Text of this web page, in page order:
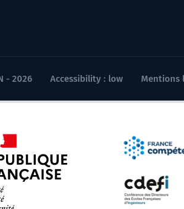
- 2026 Accessibility : low Mentions